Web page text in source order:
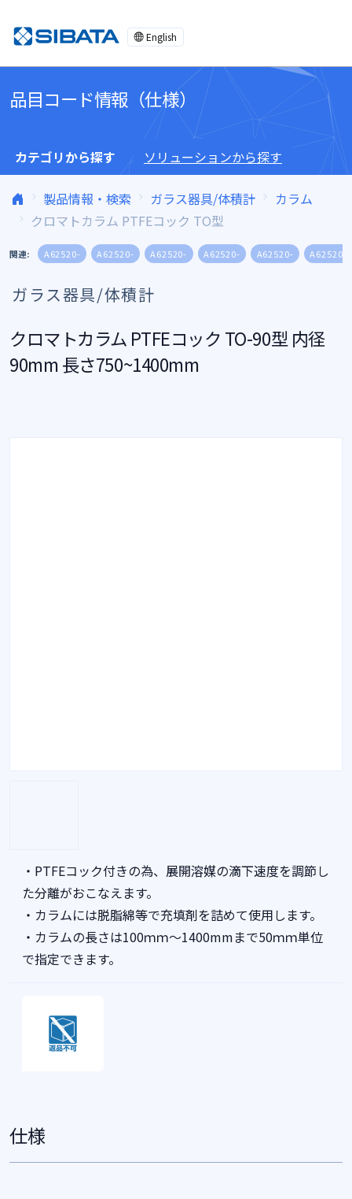
English
品目コード情報（仕様）
カテゴリから探す ソリューションから探す
製品情報・検索 ガラス器具/体積計
カラム
クロマトカラム PTFEコック TO型
関連: A62520- A62520- A62520- A62520- A62520- A62520-
ガラス器具/体積計
クロマトカラム PTFEコック TO-90型 内径
90mm 長さ750~1400mm
・PTFEコック付きの為、展開溶媒の滴下速度を調節し
た分離がおこなえます。
・カラムには脱脂綿等で充填剤を詰めて使用します。
・カラムの長さは100ｍｍ～1400mmまで50ｍｍ単位
で指定できます。
仕様